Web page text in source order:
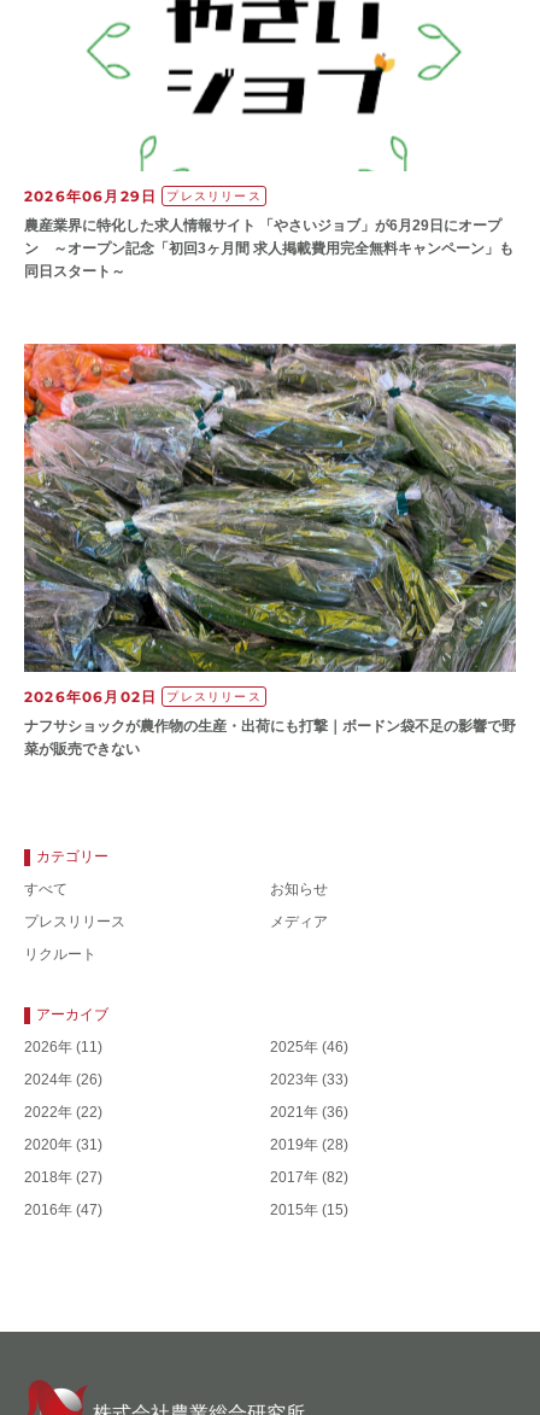
2026年06月29日 プレスリリース
農産業界に特化した求人情報サイト 「やさいジョブ」が6月29日にオープ
ン ～オープン記念「初回3ヶ月間 求人掲載費用完全無料キャンペーン」も
同日スタート～
2026年06月02日 プレスリリース
ナフサショックが農作物の⽣産・出荷にも打撃｜ボードン袋不⾜の影響で野
菜が販売できない
カテゴリー
すべて
お知らせ
プレスリリース
メディア
リクルート
アーカイブ
2026年 (11) 2025年 (46)
2024年 (26) 2023年 (33)
2022年 (22) 2021年 (36)
2020年 (31) 2019年 (28)
2018年 (27) 2017年 (82)
2016年 (47) 2015年 (15)